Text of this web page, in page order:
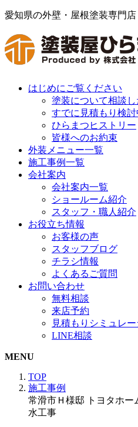
愛知県の外壁・屋根塗装専門
はじめにご覧ください
塗装について相談
すでに見積もり検
ひらまつヒストリー
皆様へのお約束
外装メニュー一覧
施工事例一覧
会社案内
会社案内一覧
ショールーム紹介
スタッフ・職人紹介
お役立ち情報
お客様の声
スタッフブログ
チラシ情報
よくあるご質問
お問い合わせ
無料相談
来店予約
見積もりシミュレ
LINE相談
MENU
TOP
施工事例
常滑市Ｈ様邸 トヨタホ
水工事